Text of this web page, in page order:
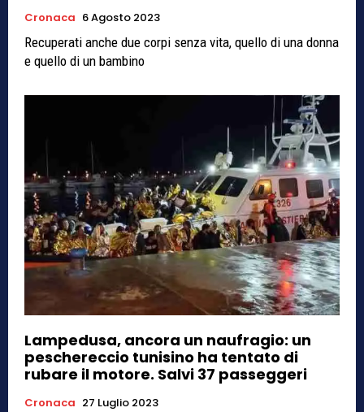
Cronaca 6 Agosto 2023
Recuperati anche due corpi senza vita, quello di una donna
e quello di un bambino
Lampedusa, ancora un naufragio: un
peschereccio tunisino ha tentato di
rubare il motore. Salvi 37 passeggeri
Cronaca 27 Luglio 2023